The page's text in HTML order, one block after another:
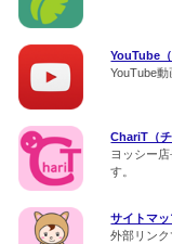
YouTube（
YouTube動
ChariT（チ
ヨッシー
す。
サイトマ
外部リン